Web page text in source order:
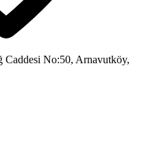
Caddesi No:50, Arnavutköy,